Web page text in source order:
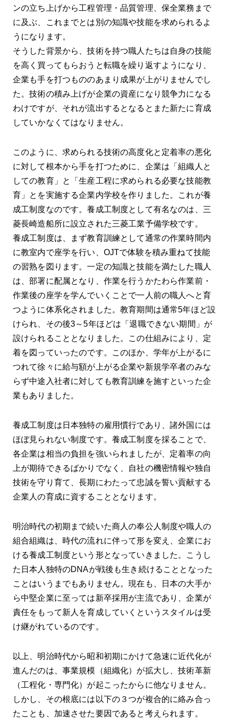
ンの立ち上げから工程管理・品質管理、保全業務まで
に及ぶ、これまでとは別の知識や技能を求められるよ
うになります。
そうした背景から、技術を持つ職人たちは自身の技能
を高く買ってもらおうと転職を繰り返すようになり、
企業も手を打つもののあまり成果が上がりませんでし
た。技術の積み上げが企業の資産になり競争力になる
わけですが、それが流出するとなるとまた新たに育成
していかなくてはなりません。
このように、求められる技術の高度化と定着率の悪化
に対して根本から手を打つために、企業は「組織人と
しての教育」と「生産工程に求められる必要な技能教
育」とを実施する企業内学校を作りました。これが養
成工制度なのです。養成工制度として有名なのは、三
菱長崎造船所に設立された三菱工業予備学校です。
養成工制度は、まず教育訓練として通常の作業時間内
に教室内で座学を行い、OJTで体験を積み重ねて技能
の習熟を図ります。一定の知識と技能を満たした職人
は、部署に配属となり、作業を行うかたわら作業前・
作業後の座学を学んでいくことで一人前の職人へと育
つように体系化されました。教育期間は通常5年ほど設
けられ、その後3～5年ほどは「退職できない期間」が
設けられることとなりました。この仕組みにより、定
着を図っていったのです。このほか、学年が上がるに
つれて徐々に給与額が上がる企業や新規学卒者のみな
らず中途入社者に対しても教育訓練を施すといった企
業もありました。
養成工制度は日本独特の雇用慣行であり、諸外国には
ほぼ見られない制度です。養成工制度を採ることで、
各企業は相当の負担を強いられましたが、定着率の向
上が期待できるばかりでなく、自社の機密情報や独自
技術を守り育て、長期にわたって忠誠を誓い貢献する
企業人の育成に資することとなります。
明治時代の初期まで続いた商人の奉公人制度や職人の
組合組織は、時代の流れに伴って形を変え、企業にお
ける養成工制度という形となっていきました。こうし
た日本人独特のDNAが戦後も生き続けることとなった
ことはいうまでもありません。現在も、日本の大手か
ら中堅企業に至っては新卒採用が主流であり、企業が
責任をもって新人を育成していくというスタイルは受
け継がれているのです。
以上、明治時代から昭和初期にかけて急速に近代化が
進んだのは、事業規模（組織化）が拡大し、技術革新
（工程化・専門化）が起こったからに他なりません。
しかし、その根底には以下の３つが複合的に絡み合っ
たことも、加速させた要因であると考えられます。